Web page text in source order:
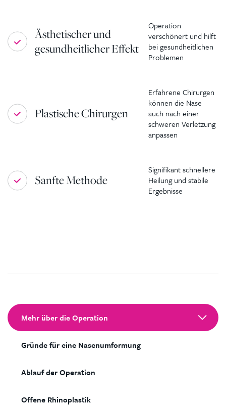
Ästhetischer und
gesundheitlicher Effekt
Operation
verschönert und hilft
bei gesundheitlichen
Problemen
Plastische Chirurgen
Erfahrene Chirurgen
können die Nase
auch nach einer
schweren Verletzung
anpassen
Sanfte Methode
Signifikant schnellere
Heilung und stabile
Ergebnisse
Mehr über die Operation
Gründe für eine Nasenumformung
Ablauf der Operation
Offene Rhinoplastik